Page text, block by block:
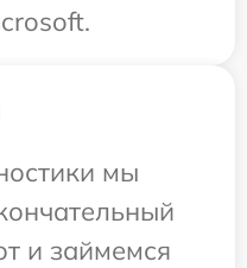
мы
и займемся